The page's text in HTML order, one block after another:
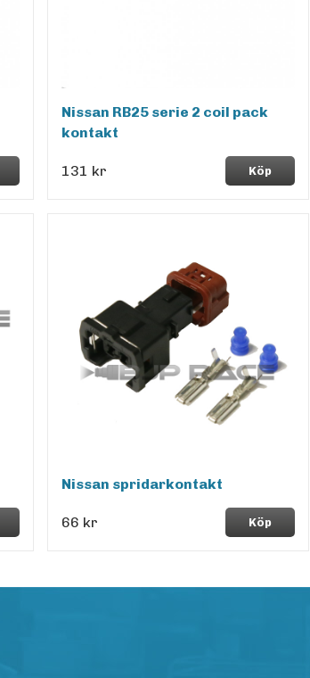
Nissan RB25 serie 2 coil pack
kontakt
131 kr Köp
Nissan spridarkontakt
66 kr Köp